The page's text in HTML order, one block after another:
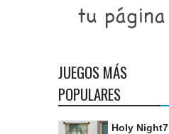
JUEGOS MÁS
POPULARES
Holy Night7